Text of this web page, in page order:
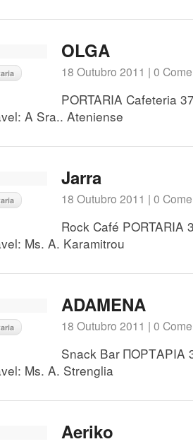
OLGA
18 Outubro 2011 | 0
PORTARIA Cafeteria
A Sra.. Ateniense
Jarra
18 Outubro 2011 | 0
Rock Café PORTARIA
Ms. A. Karamitrou
ADAMENA
18 Outubro 2011 | 0
Snack Bar ΠΟΡΤΑΡΙΑ
Ms. A. Strenglia
Aeriko